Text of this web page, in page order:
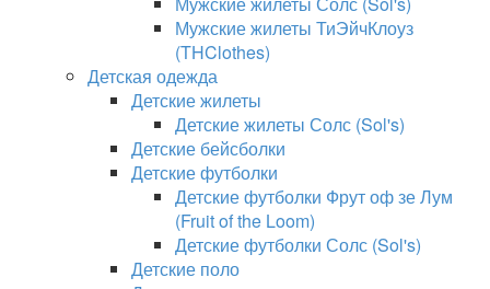
Мужские жилеты ТиЭйчКлоуз
(THClothes)
Детская одежда
Детские жилеты
Детские жилеты Солс (Sol's)
Детские бейсболки
Детские футболки
Детские футболки Фрут оф зе Лум
(Fruit of the Loom)
Детские футболки Солс (Sol's)
Детские поло